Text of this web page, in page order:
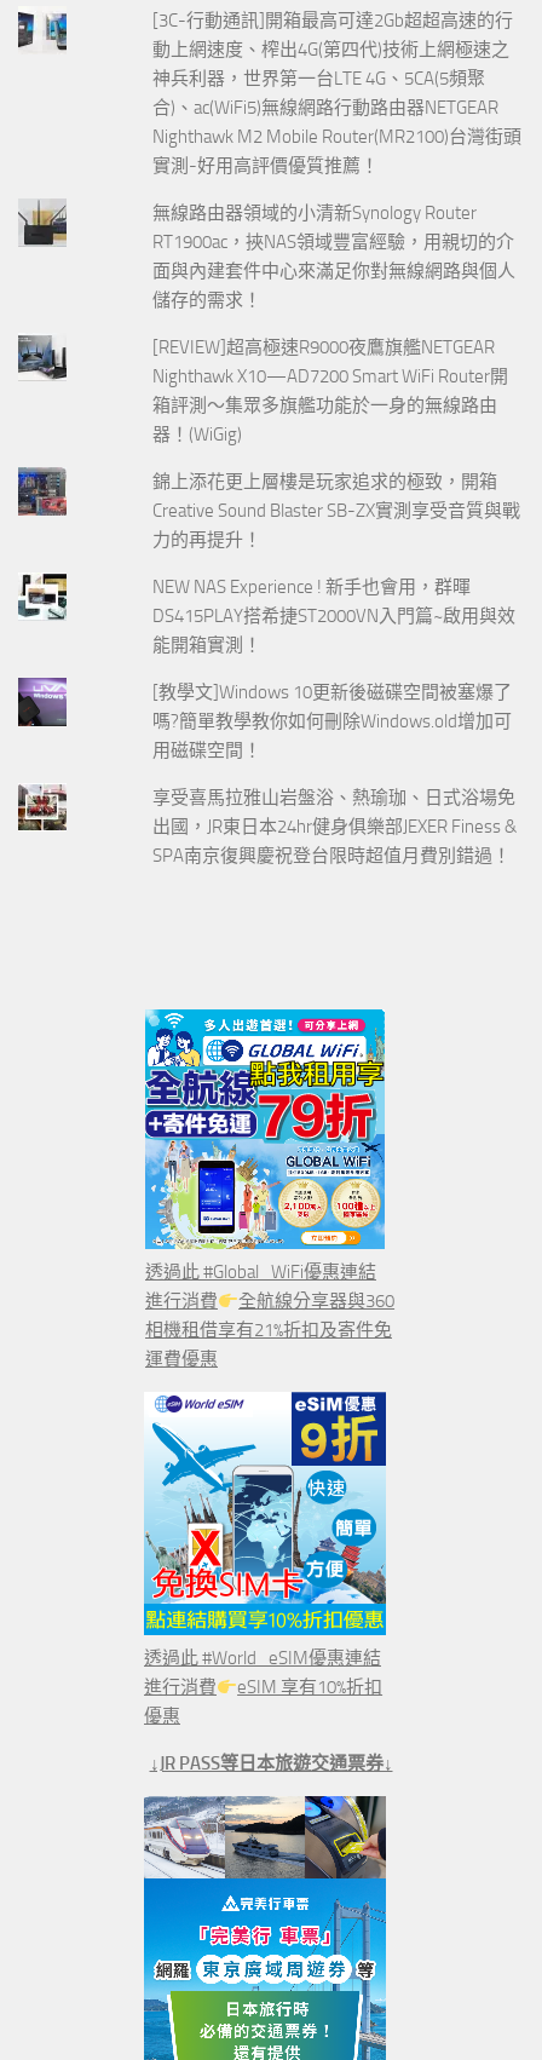
[3C-行動通訊]開箱最高可達2Gb超超高速的行
動上網速度、榨出4G(第四代)技術上網極速之
神兵利器，世界第一台LTE 4G、5CA(5頻聚
合)、ac(WiFi5)無線網路行動路由器NETGEAR
Nighthawk M2 Mobile Router(MR2100)台灣街頭
實測-好用高評價優質推薦！
無線路由器領域的小清新Synology Router
RT1900ac，挾NAS領域豐富經驗，用親切的介
面與內建套件中心來滿足你對無線網路與個人
儲存的需求！
[REVIEW]超高極速R9000夜鷹旗艦NETGEAR
Nighthawk X10—AD7200 Smart WiFi Router開
箱評測～集眾多旗艦功能於一身的無線路由
器！(WiGig)
錦上添花更上層樓是玩家追求的極致，開箱
Creative Sound Blaster SB-ZX實測享受音質與戰
力的再提升！
NEW NAS Experience ! 新手也會用，群暉
DS415PLAY搭希捷ST2000VN入門篇~啟用與效
能開箱實測！
[教學文]Windows 10更新後磁碟空間被塞爆了
嗎?簡單教學教你如何刪除Windows.old增加可
用磁碟空間！
享受喜馬拉雅山岩盤浴、熱瑜珈、日式浴場免
出國，JR東日本24hr健身俱樂部JEXER Finess &
SPA南京復興慶祝登台限時超值月費別錯過！
透過此 #Global_WiFi優惠連結
進行消費
全航線分享器與360
相機租借享有21%折扣及寄件免
運費優惠
透過此 #World_eSIM優惠連結
進行消費
eSIM 享有10%折扣
優惠
↓JR PASS等日本旅遊交通票券↓